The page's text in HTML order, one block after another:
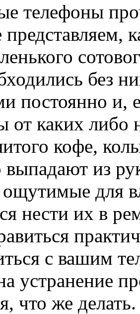
телефоны
представляем,
без
постоянно и,
каких либо
кофе,
выпадают из
для
нести их в
с вашим
устранение
что же делать.